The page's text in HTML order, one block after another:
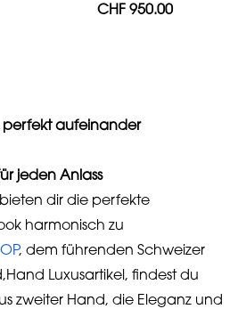
CHF 950.00
perfekt aufeinander
jeden Anlass
dir die perfekte
harmonisch zu
, dem führenden Schweizer
Luxusartikel, findest du
zweiter Hand, die Eleganz und